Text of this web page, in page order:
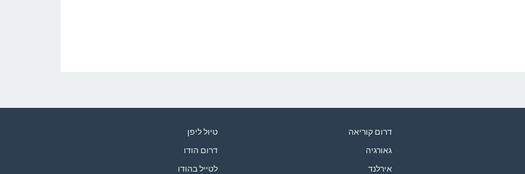
דרום קוריאה
גאורגיה
אירלנד
טיול ליפן
דרום הודו
לטייל בהודו